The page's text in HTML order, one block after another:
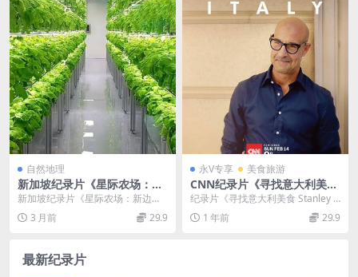
自然地理
新加坡纪录片《星际农场：新
边疆 Space Farmers:Foods
New Frontiers 2023》英语
中英双字 无水印纯净版 1080
新加坡纪录片《星际农场：新边疆
Space Farmers:Foods New ...
3 月前 29.9
永V专享 美食旅游
CNN纪录片《寻找意大利美
食/意大利美食 Stanley Tucci:
Searching for Italy 2022》
第1-2季全14集 英语中英双字
纪录片《寻找意大利美食 Stanley T
ucci: Searching for...
1 年前 29.9
最新纪录片